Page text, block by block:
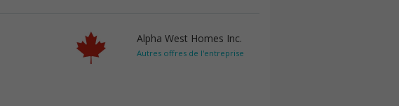
Alpha West Homes Inc.
Autres offres de l'entreprise